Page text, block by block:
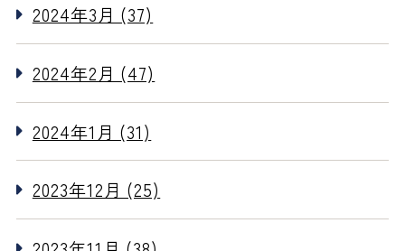
2024年3月 (37)
2024年2月 (47)
2024年1月 (31)
2023年12月 (25)